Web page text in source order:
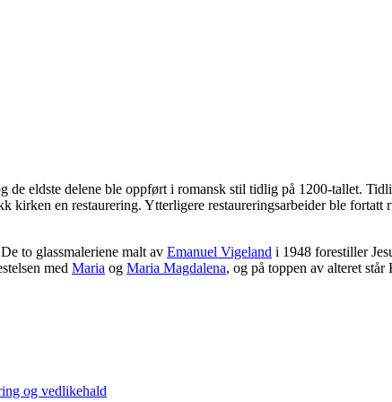
de eldste delene ble oppført i romansk stil tidlig på 1200-tallet.
en restaurering. Ytterligere restaureringsarbeider ble
to glassmaleriene malt av Emanuel Vigeland i 1948 forestiller
med Maria og Maria Magdalena, og på toppen av alteret står
og vedlikehald